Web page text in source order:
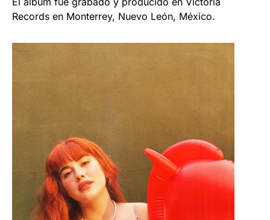
Records en Monterrey, Nuevo León, México.